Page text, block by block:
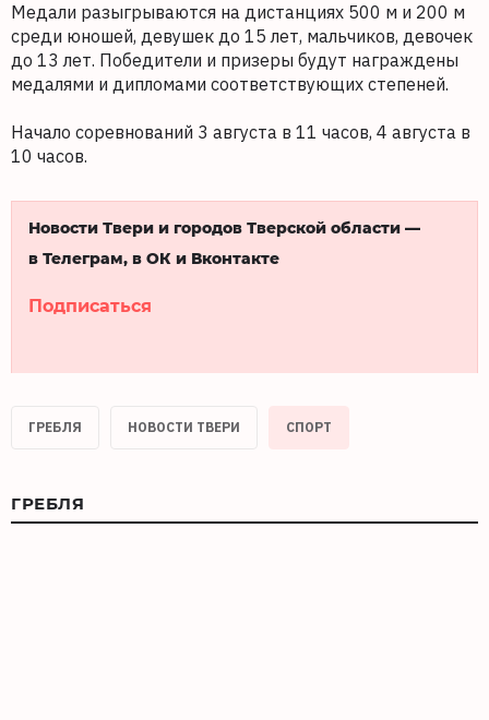
Медали разыгрываются на дистанциях 500 м и 200 м
среди юношей, девушек до 15 лет, мальчиков, девочек
до 13 лет. Победители и призеры будут награждены
медалями и дипломами соответствующих степеней.
Начало соревнований 3 августа в 11 часов, 4 августа в
10 часов.
Новости Твери и городов Тверской области —
в Телеграм, в ОК и Вконтакте
Подписаться
ГРЕБЛЯ НОВОСТИ ТВЕРИ СПОРТ
ГРЕБЛЯ